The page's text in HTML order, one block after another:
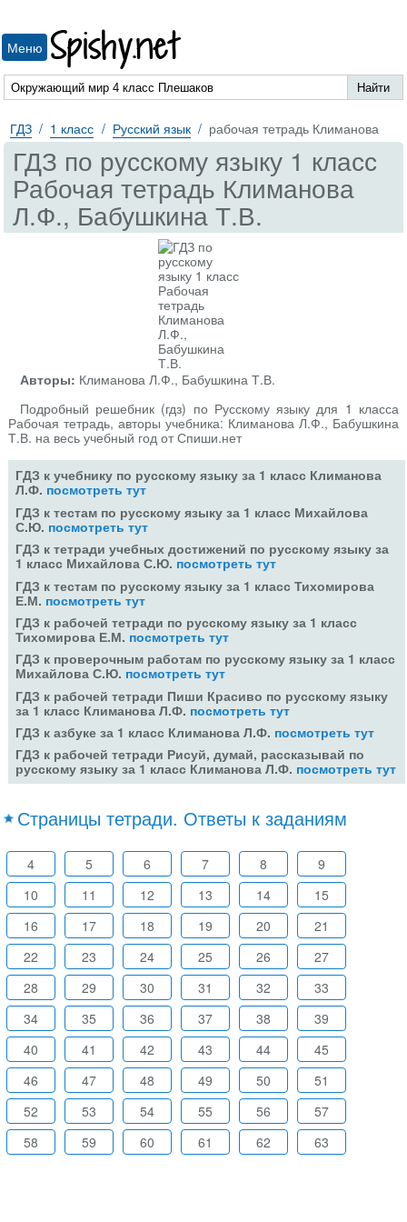
Меню Spishy.net
ГДЗ 1 класс Русский язык рабочая тетрадь Климанова
ГДЗ по русскому языку 1 класс
Рабочая тетрадь Климанова
Л.Ф., Бабушкина Т.В.
Авторы: Климанова Л.Ф., Бабушкина Т.В.
Подробный решебник (гдз) по Русскому языку для 1 класса
Рабочая тетрадь, авторы учебника: Климанова Л.Ф., Бабушкина
Т.В. на весь учебный год от Спиши.нет
ГДЗ к учебнику по русскому языку за 1 класс Климанова
Л.Ф. посмотреть тут
ГДЗ к тестам по русскому языку за 1 класс Михайлова
С.Ю. посмотреть тут
ГДЗ к тетради учебных достижений по русскому языку за
1 класс Михайлова С.Ю. посмотреть тут
ГДЗ к тестам по русскому языку за 1 класс Тихомирова
Е.М. посмотреть тут
ГДЗ к рабочей тетради по русскому языку за 1 класс
Тихомирова Е.М. посмотреть тут
ГДЗ к проверочным работам по русскому языку за 1 класс
Михайлова С.Ю. посмотреть тут
ГДЗ к рабочей тетради Пиши Красиво по русскому языку
за 1 класс Климанова Л.Ф. посмотреть тут
ГДЗ к азбуке за 1 класс Климанова Л.Ф. посмотреть тут
ГДЗ к рабочей тетради Рисуй, думай, рассказывай по
русскому языку за 1 класс Климанова Л.Ф. посмотреть тут
Страницы тетради. Ответы к заданиям
4 5 6 7 8
9
10
11 12 13 14
15
16
17 18 19 20
21
22
23 24 25 26
27
28
29 30 31 32
33
34
35 36 37 38
39
40
41 42 43 44
45
46
47 48 49 50
51
52
53 54 55 56
57
58
59 60 61 62 63